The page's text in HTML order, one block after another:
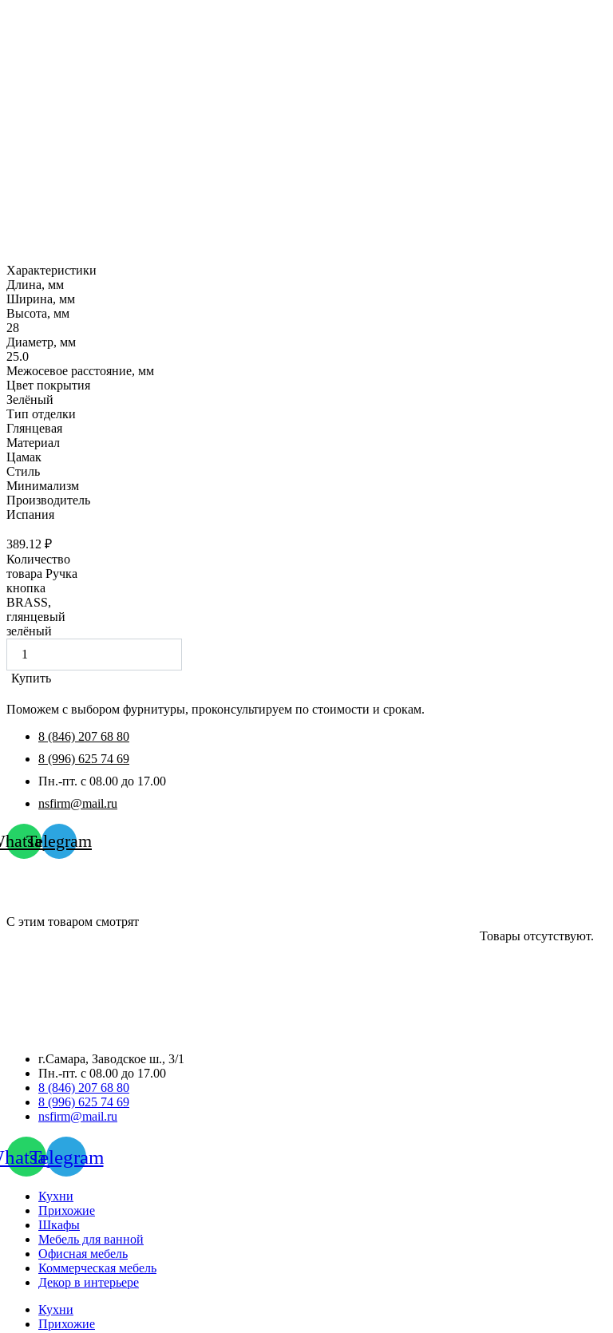
Характеристики
Длина, мм
Ширина, мм
Высота, мм
28
Диаметр, мм
25.0
Межосевое расстояние, мм
Цвет покрытия
Зелёный
Тип отделки
Глянцевая
Материал
Цамак
Стиль
Минимализм
Производитель
Испания
389.12 ₽
Количество
товара Ручка
кнопка
BRASS,
глянцевый
зелёный
Купить
Поможем с выбором фурнитуры, проконсультируем по стоимости и срокам.
8 (846) 207 68 80
8 (996) 625 74 69
Пн.-пт. с 08.00 до 17.00
nsfirm@mail.ru
Telegram
С этим товаром смотрят
Товары отсутствуют.
г.Самара, Заводское ш., 3/1
Пн.-пт. с 08.00 до 17.00
8 (846) 207 68 80
8 (996) 625 74 69
nsfirm@mail.ru
Telegram
Кухни
Прихожие
Шкафы
Мебель для ванной
Офисная мебель
Коммерческая мебель
Декор в интерьере
Кухни
Прихожие